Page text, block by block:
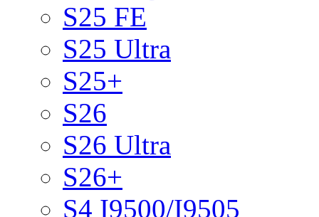
S25 FE
S25 Ultra
S25+
S26
S26 Ultra
S26+
S4 I9500/I9505